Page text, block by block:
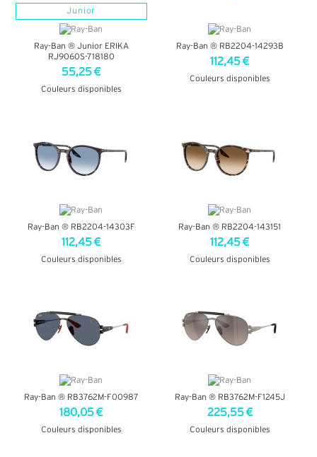
Junior
Ray-Ban ® Junior ERIKA
RJ9060S-718180
55,25 €
Couleurs disponibles
Ray-Ban ® RB2204-14293B
112,45 €
Couleurs disponibles
Ray-Ban ® RB2204-14303F
112,45 €
Couleurs disponibles
Ray-Ban ® RB2204-143151
112,45 €
Couleurs disponibles
Ray-Ban ® RB3762M-F00987
180,05 €
Couleurs disponibles
Ray-Ban ® RB3762M-F1245J
225,55 €
Couleurs disponibles